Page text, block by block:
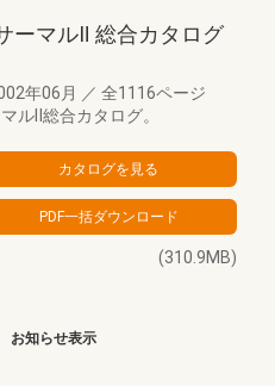
マルⅡ 総合カタログ
年06月 ／ 全1116ページ
ルⅡ総合カタログ。
(310.9MB)
お知らせ表示